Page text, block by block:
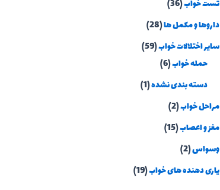
تست خواب(36)
داروها و مکمل ها(28)
سایر اختلالات خواب(59)
حمله خواب(6)
دسته بندی نشده(1)
مراحل خواب(2)
مغز و اعصاب(15)
وسواس(2)
یاری دهنده های خواب(19)